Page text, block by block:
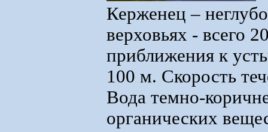
Керженец –
верховьях - всего
приближения к
100 м. Скорость
Вода темно-
органических